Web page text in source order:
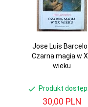
Jose Luis Barcelo
Czarna magia w
wieku
Produkt
30,00 PLN